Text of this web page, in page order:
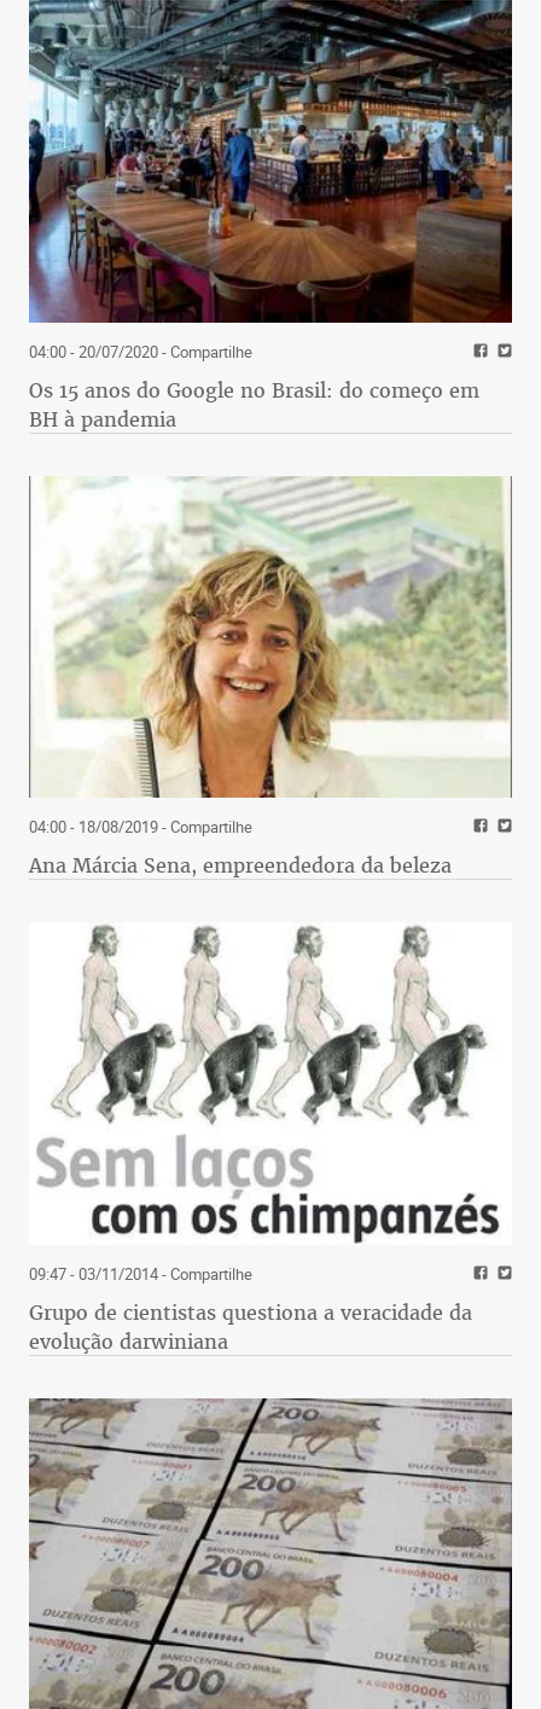
04:00 - 20/07/2020- Compartilhe
Os 15 anos do Google no Brasil: do começo em
BH à pandemia
04:00 - 18/08/2019- Compartilhe
Ana Márcia Sena, empreendedora da beleza
09:47 - 03/11/2014- Compartilhe
Grupo de cientistas questiona a veracidade da
evolução darwiniana